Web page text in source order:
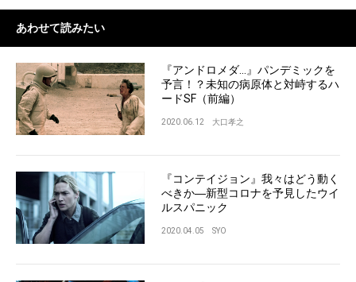
あわせて読みたい
『アンドロメダ...』パンデミックを
予言！？未知の病原体と対峙するハ
ードSF（前編）
2020.06.12 大口孝之
『コンテイジョン』我々はどう動く
べきか―新型コロナを予見したウイ
ルスパニック
2020.04.05 SYO